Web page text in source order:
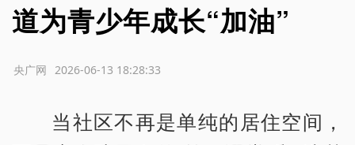
道为青少年成长“加油”
2026-06-13 18:28:33
央广网
当社区不再是单纯的居住空间，